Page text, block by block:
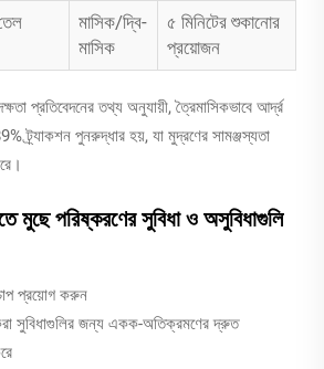
মাসিক/দ্বি-
মাসিক
৫ মিনিটের শুকানোর
প্রয়োজন
প্রতিবেদনের তথ্য অনুযায়ী, ত্রৈমাসিকভাবে আর্দ্র
ট্র্যাকশন পুনরুদ্ধার হয়, যা মুদ্রণের সামঞ্জস্যতা
মুছে পরিষ্করণের সুবিধা ও অসুবিধাগুলি
প্রয়োগ করুন
সুবিধাগুলির জন্য একক-অতিক্রমণের দ্রুত